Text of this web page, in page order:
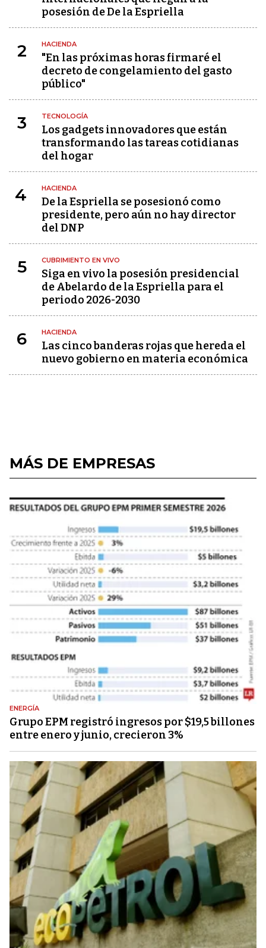
posesión de De la Espriella
2 HACIENDA
"En las próximas horas firmaré el
decreto de congelamiento del gasto
público"
3 TECNOLOGÍA
Los gadgets innovadores que están
transformando las tareas cotidianas
del hogar
4 HACIENDA
De la Espriella se posesionó como
presidente, pero aún no hay director
del DNP
5 CUBRIMIENTO EN VIVO
Siga en vivo la posesión presidencial
de Abelardo de la Espriella para el
periodo 2026-2030
6 HACIENDA
Las cinco banderas rojas que hereda el
nuevo gobierno en materia económica
MÁS DE EMPRESAS
ENERGÍA
Grupo EPM registró ingresos por $19,5 billones
entre enero y junio, crecieron 3%